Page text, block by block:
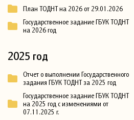
План ТОДНТ на 2026 от 29.01.2026
Государственное задание ГБУК ТОДНТ
на 2026 год
2025 год
Отчет о выполнении Государственного
задания ГБУК ТОДНТ за 2025 год
Государственное задание ГБУК ТОДНТ
на 2025 год с изменениями от
07.11.2025 г.